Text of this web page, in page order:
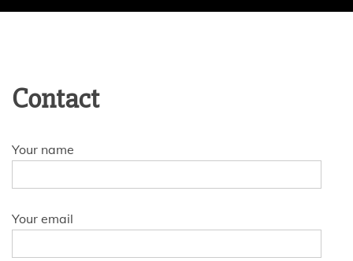
Contact
Your name
Your email